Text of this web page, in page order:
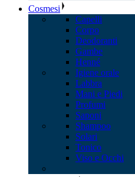
Cosmesi
Capelli
Corpo
Deodoranti
Gambe
Henné
Igiene orale
Labbra
Mani e Piedi
Profumi
Saponi
Shampoo
Solari
Tonico
Viso e Occhi